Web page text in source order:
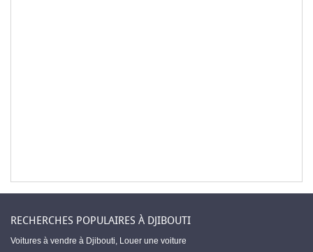
RECHERCHES POPULAIRES À DJIBOUTI
Voitures à vendre à Djibouti, Louer une voiture